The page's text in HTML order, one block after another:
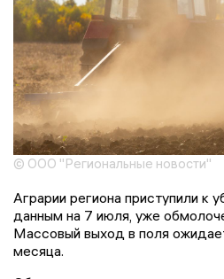
© ООО "Региональные новости"
Аграрии региона приступили к
данным на 7 июля, уже
Массовый выход в поля
месяца.